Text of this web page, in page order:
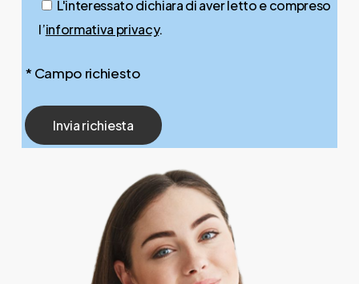
L'interessato dichiara di aver letto e compreso
l’informativa privacy.
* Campo richiesto